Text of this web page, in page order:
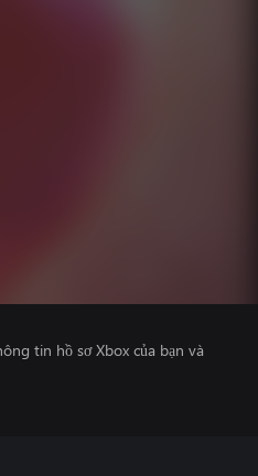
tin hồ sơ Xbox của bạn và